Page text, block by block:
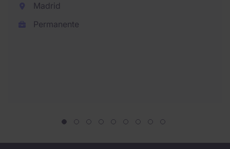
Madrid
Permanente